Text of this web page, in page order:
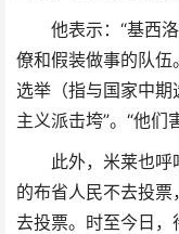
他表示：“基西
僚和假装做事的队伍
选举（指与国家中期
主义派击垮”。“他们
此外，米莱也
的布省人民不去投
去投票。时至今日，